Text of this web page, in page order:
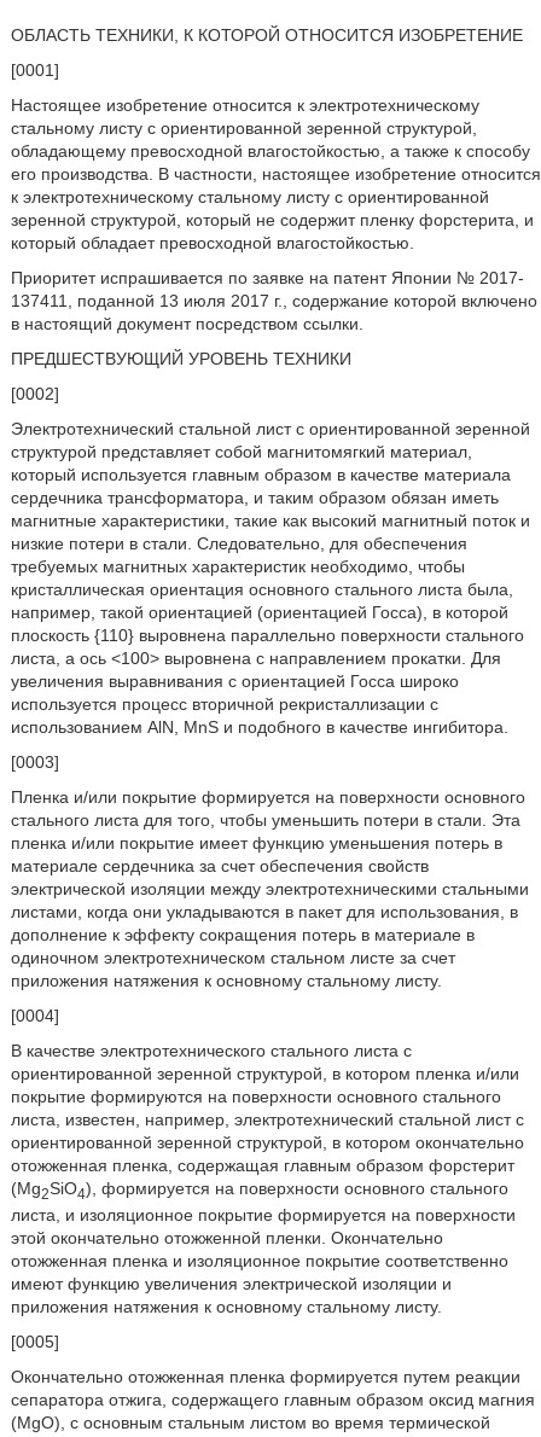
ОБЛАСТЬ ТЕХНИКИ, К КОТОРОЙ ОТНОСИТСЯ ИЗОБРЕТЕНИЕ
[0001]
Настоящее изобретение относится к электротехническому
стальному листу с ориентированной зеренной структурой,
обладающему превосходной влагостойкостью, а также к способу
его производства. В частности, настоящее изобретение относится
к электротехническому стальному листу с ориентированной
зеренной структурой, который не содержит пленку форстерита, и
который обладает превосходной влагостойкостью.
Приоритет испрашивается по заявке на патент Японии № 2017-
137411, поданной 13 июля 2017 г., содержание которой включено
в настоящий документ посредством ссылки.
ПРЕДШЕСТВУЮЩИЙ УРОВЕНЬ ТЕХНИКИ
[0002]
Электротехнический стальной лист с ориентированной зеренной
структурой представляет собой магнитомягкий материал,
который используется главным образом в качестве материала
сердечника трансформатора, и таким образом обязан иметь
магнитные характеристики, такие как высокий магнитный поток и
низкие потери в стали. Следовательно, для обеспечения
требуемых магнитных характеристик необходимо, чтобы
кристаллическая ориентация основного стального листа была,
например, такой ориентацией (ориентацией Госса), в которой
плоскость {110} выровнена параллельно поверхности стального
листа, а ось <100> выровнена с направлением прокатки. Для
увеличения выравнивания с ориентацией Госса широко
используется процесс вторичной рекристаллизации с
использованием AlN, MnS и подобного в качестве ингибитора.
[0003]
Пленка и/или покрытие формируется на поверхности основного
стального листа для того, чтобы уменьшить потери в стали. Эта
пленка и/или покрытие имеет функцию уменьшения потерь в
материале сердечника за счет обеспечения свойств
электрической изоляции между электротехническими стальными
листами, когда они укладываются в пакет для использования, в
дополнение к эффекту сокращения потерь в материале в
одиночном электротехническом стальном листе за счет
приложения натяжения к основному стальному листу.
[0004]
В качестве электротехнического стального листа с
ориентированной зеренной структурой, в котором пленка и/или
покрытие формируются на поверхности основного стального
листа, известен, например, электротехнический стальной лист с
ориентированной зеренной структурой, в котором окончательно
отожженная пленка, содержащая главным образом форстерит
(Mg2SiO4), формируется на поверхности основного стального
листа, и изоляционное покрытие формируется на поверхности
этой окончательно отожженной пленки. Окончательно
отожженная пленка и изоляционное покрытие соответственно
имеют функцию увеличения электрической изоляции и
приложения натяжения к основному стальному листу.
[0005]
Окончательно отожженная пленка формируется путем реакции
сепаратора отжига, содержащего главным образом оксид магния
(MgO), с основным стальным листом во время термической